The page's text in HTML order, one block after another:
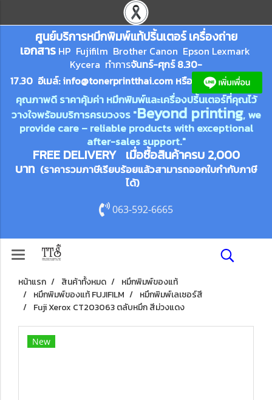
ศูนย์บริการหมึกพิมพ์แท้ปริ้นเตอร์ เครื่องถ่าย
เอกสาร HP Fujifilm Brother Canon Epson Lexmark
Kycera ทำการจันทร์-ศุกร์ 8.30-
17.30 อีเมล์:info@tonerprintthai.com หรือ
คุณภาพดี ราคาคุ้มค่า หมึกพิมพ์และเครื่องปริ้นเตอร์ที่คุณไว้
วางใจพร้อมบริการครบวงจร "Beyond printing, we
provide care – reliable products with exceptional
after-sales support."
FREE DELIVERY เมื่อซื้อสินค้าครบ 2,000
บาท (ราคารวมภาษีเรียบร้อยแล้วสามารถออกใบกำกับภาษี
ได้)
063-592-6665
หน้าแรก สินค้าทั้งหมด
หมึกพิมพ์ของแท้
หมึกพิมพ์ของแท้ FUJIFILM
หมึกพิมพ์เลเซอร์สี
Fuji Xerox CT203063 ตลับหมึก สีม่วงแดง
New